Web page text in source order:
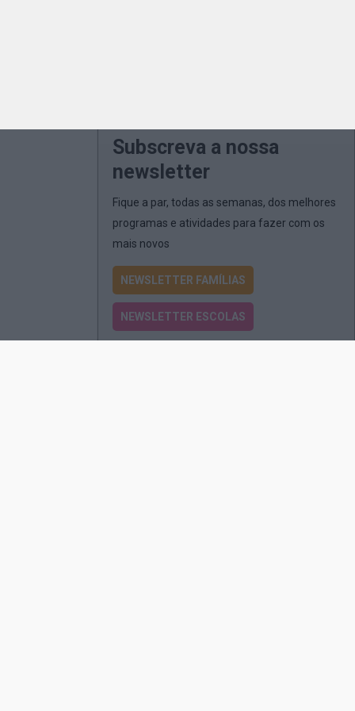
Subscreva a nossa
newsletter
Fique a par, todas as semanas, dos melhores
programas e atividades para fazer com os
mais novos
NEWSLETTER FAMÍLIAS
NEWSLETTER ESCOLAS